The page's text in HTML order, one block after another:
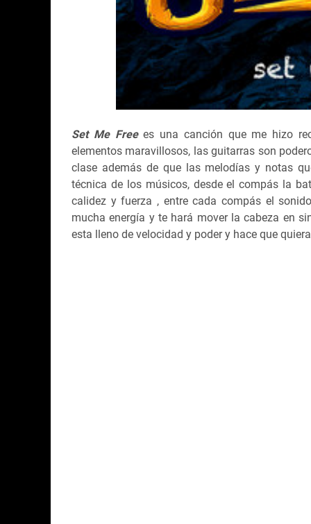
Set Me Freees una canción que me hizo
elementos maravillosos, las guitarras son
clase además de que las melodías y notas
técnica de los músicos, desde el compás la
calidez y fuerza , entre cada compás el
mucha energía y te hará mover la cabeza en
esta lleno de velocidad y poder y hace que